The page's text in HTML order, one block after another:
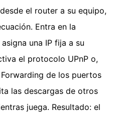
el router a su equipo,
Entra en la
una IP fija a su
el protocolo UPnP o,
de los puertos
las descargas de otros
juega. Resultado: el